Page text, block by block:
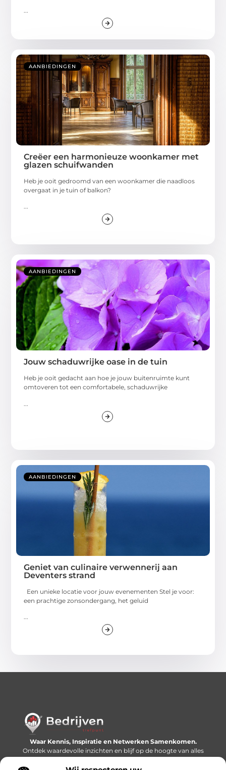
AANBIEDINGEN
Creëer een harmonieuze woonkamer met
glazen schuifwanden
Heb je ooit gedroomd van een woonkamer die naadloos
overgaat in je tuin of balkon?
...
AANBIEDINGEN
Jouw schaduwrijke oase in de tuin
Heb je ooit gedacht aan hoe je jouw buitenruimte kunt
omtoveren tot een comfortabele, schaduwrijke
AANBIEDINGEN
Geniet van culinaire verwennerij aan
Deventers strand
Een unieke locatie voor jouw evenementen Stel je voor:
een prachtige zonsondergang, het geluid
Waar Kennis, Inspiratie en Netwerken Samenkomen.
Ontdek waardevolle inzichten en blijf op de hoogte van alles
wat er speelt in de wereld.